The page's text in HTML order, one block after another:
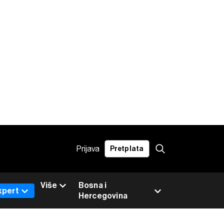
Prijava Pretplata
Bosna i
Hercegovina
Više